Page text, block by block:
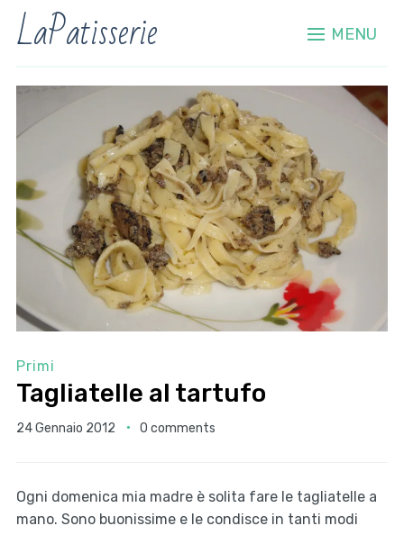
LaPatisserie MENU
Primi
Tagliatelle al tartufo
24 Gennaio 2012 0 comments
Ogni domenica mia madre è solita fare le tagliatelle a
mano. Sono buonissime e le condisce in tanti modi